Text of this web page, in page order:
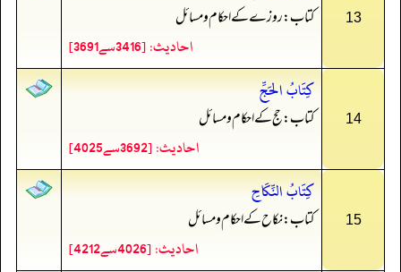
13 کتاب: روزے کے احکام و مسائل
احادیث: [3416سے3691]
14
كِتَابُ الحَجِّ
کتاب: حج کے احکام و مسائل
احادیث: [3692سے4025]
15
كِتَابُ النِّكَاحِ
کتاب: نکاح کے احکام و مسائل
احادیث: [4026سے4212]